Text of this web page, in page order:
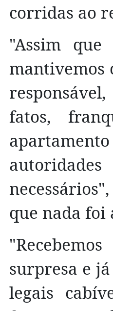
corridas ao
"Assim que
mantivemos
fatos,
que nada foi
surpresa e
legais